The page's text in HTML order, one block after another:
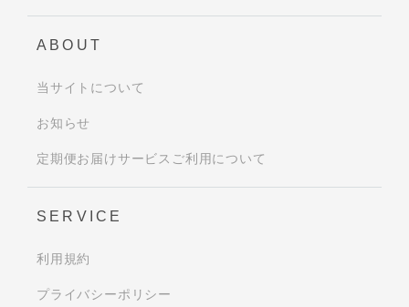
ABOUT
当サイトについて
お知らせ
定期便お届けサービスご利用について
SERVICE
利用規約
プライバシーポリシー